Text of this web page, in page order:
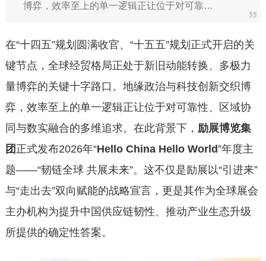
博弈，效率至上的单一逻辑正让位于对可靠…
在“十四五”规划圆满收官、“十五五”规划正式开启的关
键节点，全球经贸格局正处于新旧动能转换、多极力
量博弈的关键十字路口。地缘政治与科技创新交织博
弈，效率至上的单一逻辑正让位于对可靠性、区域协
同与数实融合的多维追求。在此背景下， 励展博览集
团 正式发布2026年“Hello China Hello World”年度主
题——“韧链全球 共展未来”。这不仅是励展以“引进来”
与“走出去”双向赋能的战略宣言，更是其作为全球展会
主办机构为提升中国供应链韧性、推动产业生态升级
所提供的确定性答案。